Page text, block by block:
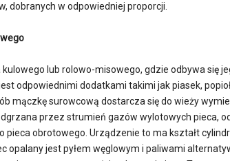
dobranych w odpowiedniej proporcji.
lub rolowo-misowego, gdzie odbywa się
odpowiednimi dodatkami takimi jak piasek,
mączkę surowcową dostarcza się do wieży
przez strumień gazów wylotowych pieca,
obrotowego. Urządzenie to ma kształt
opalany jest pyłem węglowym i paliwami